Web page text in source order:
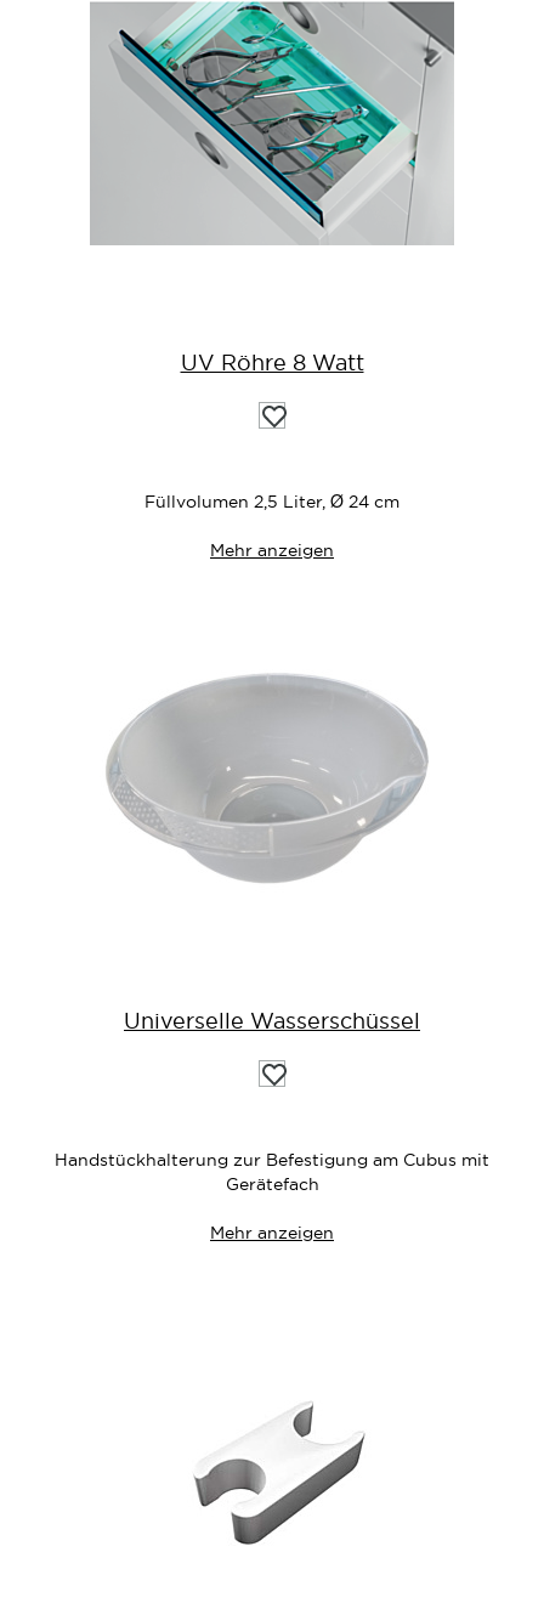
UV Röhre 8 Watt
Auf
die
Füllvolumen 2,5 Liter, Ø 24 cm
Mehr anzeigen
Universelle Wasserschüssel
Auf
die
Handstückhalterung zur Befestigung am Cubus mit
Gerätefach
Mehr anzeigen